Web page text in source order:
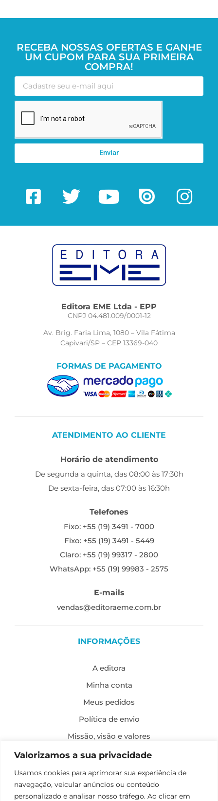
Valorizamos a sua privacidade
Usamos cookies para aprimorar sua experiência de
navegação, veicular anúncios ou conteúdo
personalizado e analisar nosso tráfego. Ao clicar em
RECEBA NOSSAS OFERTAS E GANHE
UM CUPOM PARA SUA PRIMEIRA
COMPRA!
Enviar
Editora EME Ltda - EPP
CNPJ 04.481.009/0001-12
Av. Brig. Faria Lima, 1080 – Vila Fátima
Capivari/SP – CEP 13369-040
FORMAS DE PAGAMENTO
ATENDIMENTO AO CLIENTE
Horário de atendimento
De segunda a quinta, das 08:00 às 17:30h
De sexta-feira, das 07:00 às 16:30h
Telefones
Fixo: +55 (19) 3491 - 7000
Fixo: +55 (19) 3491 - 5449
Claro: +55 (19) 99317 - 2800
WhatsApp: +55 (19) 99983 - 2575
E-mails
vendas@editoraeme.com.br
INFORMAÇÕES
A editora
Minha conta
Meus pedidos
Política de envio
Missão, visão e valores
Política de privacidade
Formas de pagamento
Política de troca e devolução